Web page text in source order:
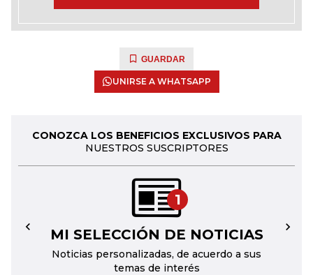
GUARDAR
UNIRSE A WHATSAPP
CONOZCA LOS BENEFICIOS EXCLUSIVOS PARA
NUESTROS SUSCRIPTORES
1
MI SELECCIÓN DE NOTICIAS
Noticias personalizadas, de acuerdo a sus
temas de interés
← →